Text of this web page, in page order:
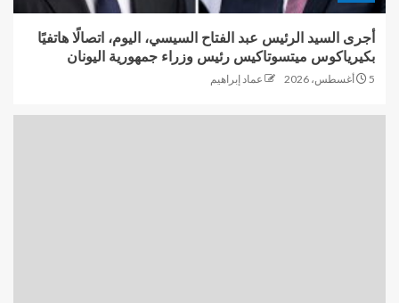
أجرى السيد الرئيس عبد الفتاح السيسي، اليوم، اتصالًا هاتفيًا
بكيرياكوس ميتسوتاكيس رئيس وزراء جمهورية اليونان
5 أغسطس، 2026 عماد إبراهيم